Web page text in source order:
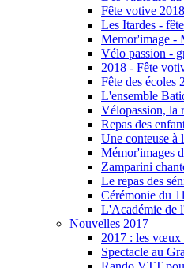
Fête votive 2018
Les Itardes -
Memor'image -
Vélo passion -
2018 - Fête
Fête des écoles
L'ensemble
Vélopassion, la
Repas des
Une conteuse à
Mémor'images
Zamparini
Le repas des
Cérémonie du
L'Académie de
Nouvelles 2017
2017 : les vœux
Spectacle au